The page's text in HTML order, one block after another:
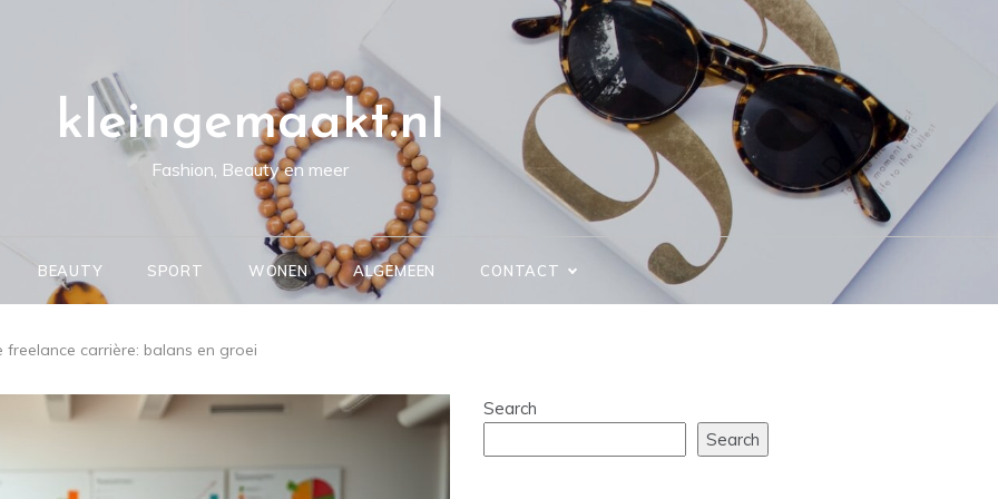
kleingemaakt.nl
Fashion, Beauty en meer
BEAUTY SPORT WONEN ALGEMEEN CONTACT
freelance carrière: balans en groei
Search
Search